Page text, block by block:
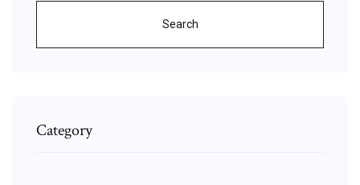
Search
Category